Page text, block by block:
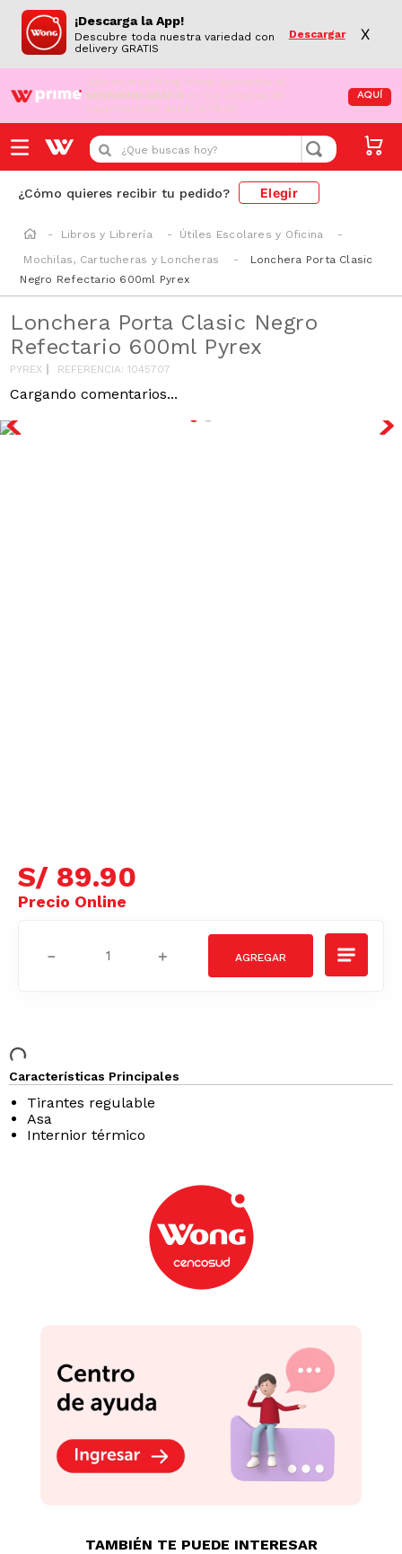
¡Descarga la App!
Descubre toda nuestra variedad con
delivery GRATIS
Descargar X
¡Aún no eres Wong Prime! Aprovecha el
DESPACHO GRATIS en tus compras de
supermercado desde S/79.90
AQUÍ
¿Que buscas hoy?
¿Cómo quieres recibir tu pedido? Elegir
Libros y Librería
Útiles Escolares y Oficina
Mochilas, Cartucheras y Loncheras
Lonchera Porta Clasic
Negro Refectario 600ml Pyrex
Lonchera Porta Clasic Negro
Refectario 600ml Pyrex
PYREX REFERENCIA:1045707
Cargando comentarios...
S/ 89.90
＋
－
Características Principales
Tirantes regulable
Asa
Internior térmico
TAMBIÉN TE PUEDE INTERESAR